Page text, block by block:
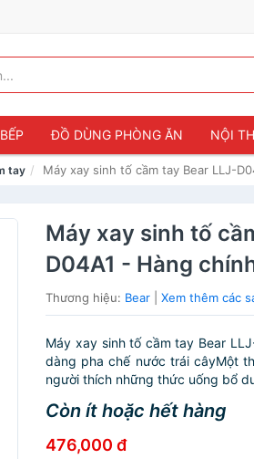
ĐỒ DÙNG PHÒNG ĂN NỘI
tay Máy xay sinh tố cầm tay Bear LLJ-
Máy xay sinh tố
D04A1 - Hàng
Thương hiệu: Bear |Xem thêm các
Máy xay sinh tố cầm tay Bear
dàng pha chế nước trái câyMột
người thích những thức uống bổ
Còn ít hoặc hết hàng
476,000 đ